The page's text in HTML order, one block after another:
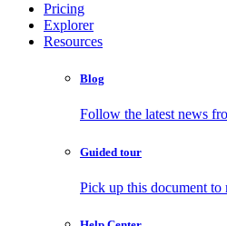
Pricing
Explorer
Resources
Blog
Follow the latest news
Guided tour
Pick up this document to